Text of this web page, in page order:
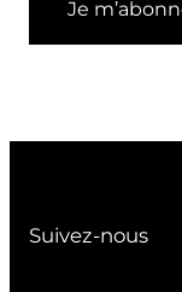
Je
Suivez-nous